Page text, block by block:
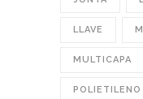
LLAVE
MULTICAPA
POLIETILENO